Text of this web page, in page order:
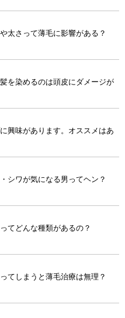
太さって薄毛に影響がある？
を染めるのは頭皮にダメージが
興味があります。オススメはあ
シワが気になる男ってヘン？
てどんな種類があるの？
てしまうと薄毛治療は無理？